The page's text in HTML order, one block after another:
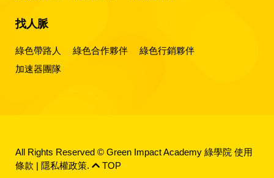
找人脈
綠色帶路人 綠色合作夥伴
綠色行銷夥伴
加速器團隊
All Rights Reserved © Green Impact Academy 綠學院 使用
條款 | 隱私權政策. TOP